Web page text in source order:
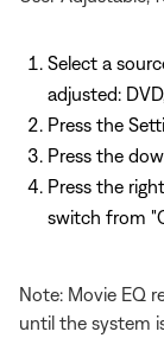
Select a
adjusted:
Press the
Press the
Press the
switch from
Note: Movie EQ
until the system